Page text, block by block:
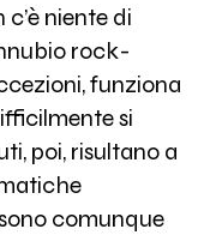
niente di
rock-
funziona
si
poi, risultano a
comunque